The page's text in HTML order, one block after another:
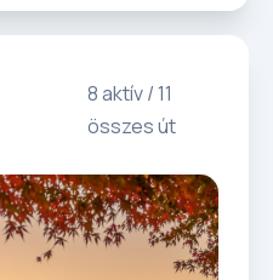
8 aktív / 11
összes út